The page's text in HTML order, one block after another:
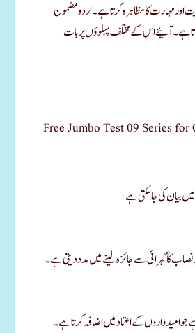
اور مہارت کا مظاہرہ کرتا ہے۔ اردو مضمون
ہے۔ آئیے اس کے مختلف پہلوؤں پر بات
Free Jumbo Test 09 Series for
کا گہرائی سے جائزہ لینے میں مدد دیتی ہے۔
جو امیدواروں کے اعتماد میں اضافہ کرتا ہے۔